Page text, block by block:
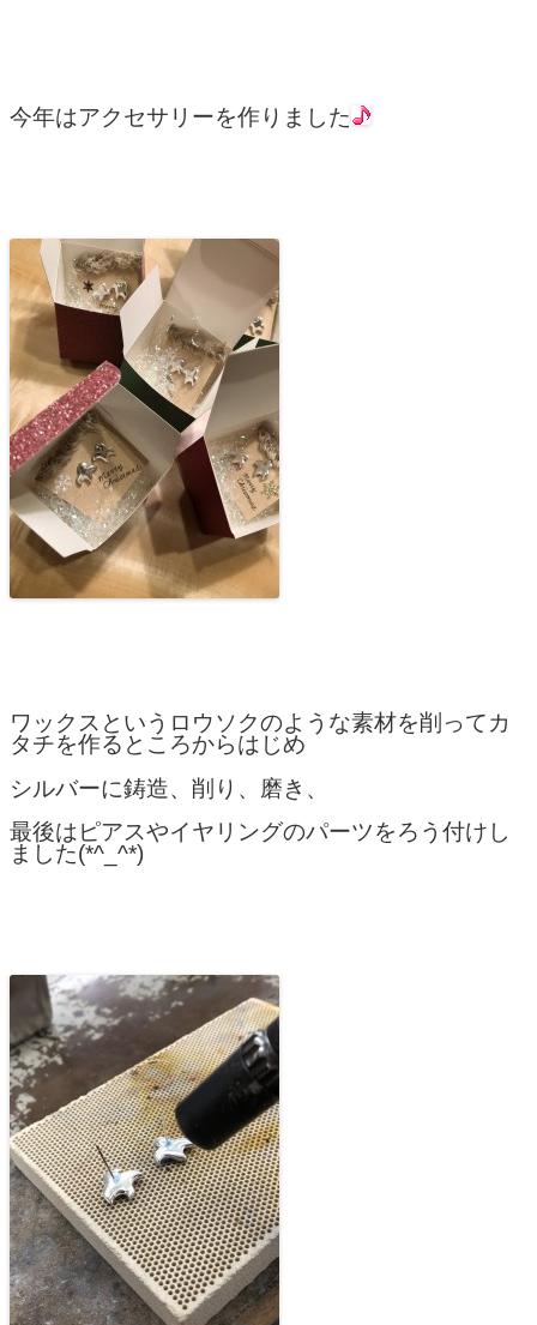
今年はアクセサリーを作りました
ワックスというロウソクのような素材を削ってカ
タチを作るところからはじめ
シルバーに鋳造、削り、磨き、
最後はピアスやイヤリングのパーツをろう付けし
ました(*^_^*)